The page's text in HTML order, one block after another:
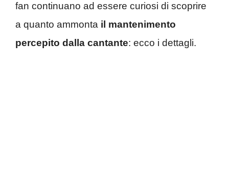
fan continuano ad essere curiosi di scoprire
a quanto ammonta il mantenimento
percepito dalla cantante: ecco i dettagli.